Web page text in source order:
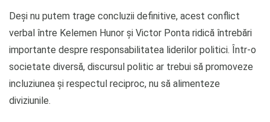
Deși nu putem trage concluzii definitive, acest conflict
verbal între Kelemen Hunor și Victor Ponta ridică întrebări
importante despre responsabilitatea liderilor politici. Într-o
societate diversă, discursul politic ar trebui să promoveze
incluziunea și respectul reciproc, nu să alimenteze
diviziunile.